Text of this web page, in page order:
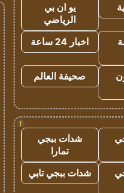
يو ان بي
الرياضي
اخبار 24 ساعة
صحيفة العالم
!
شدات ببجي
تمارا
شدات ببجي تابي